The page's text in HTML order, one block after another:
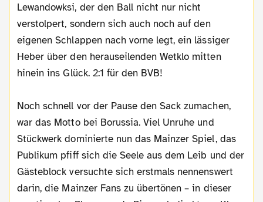
Lewandowksi, der den Ball nicht nur nicht
verstolpert, sondern sich auch noch auf den
eigenen Schlappen nach vorne legt, ein lässiger
Heber über den herauseilenden Wetklo mitten
hinein ins Glück. 2:1 für den BVB!
Noch schnell vor der Pause den Sack zumachen,
war das Motto bei Borussia. Viel Unruhe und
Stückwerk dominierte nun das Mainzer Spiel, das
Publikum pfiff sich die Seele aus dem Leib und der
Gästeblock versuchte sich erstmals nennenswert
darin, die Mainzer Fans zu übertönen – in dieser